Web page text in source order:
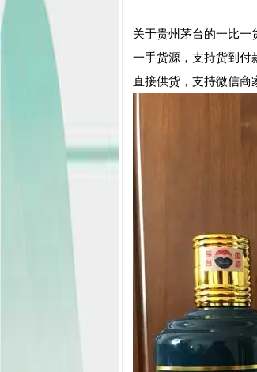
关于贵州茅台的一比一
一手货源，支持货到付
直接供货，支持微信商